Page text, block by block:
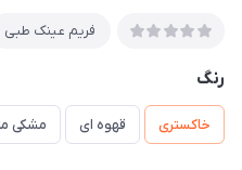
فریم عینک طبی
رنگ
خاکستری قهوه ای مشکی